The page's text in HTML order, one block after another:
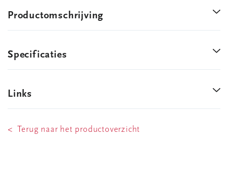
Productomschrijving
Specificaties
Links
< Terug naar het productoverzicht